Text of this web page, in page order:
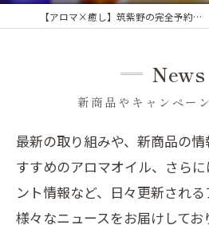
【アロマ×癒し】筑紫野の完全予約制エステ
News
新商品やキャンペー
最新の取り組みや、新商品の
すすめのアロマオイル、さら
ント情報など、日々更新され
様々なニュースをお届けして